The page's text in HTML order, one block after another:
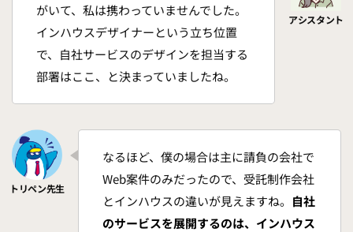
がいて、私は携わっていませんでした。
インハウスデザイナーという立ち位置
で、自社サービスのデザインを担当する
部署はここ、と決まっていましたね。
なるほど、僕の場合は主に請負の会社で
Web案件のみだったので、受託制作会社
とインハウスの違いが見えますね。 自社
のサービスを展開するのは、インハウス